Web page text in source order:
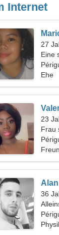
Internet
27
Eine
Ehe
23
Frau
Alan
36